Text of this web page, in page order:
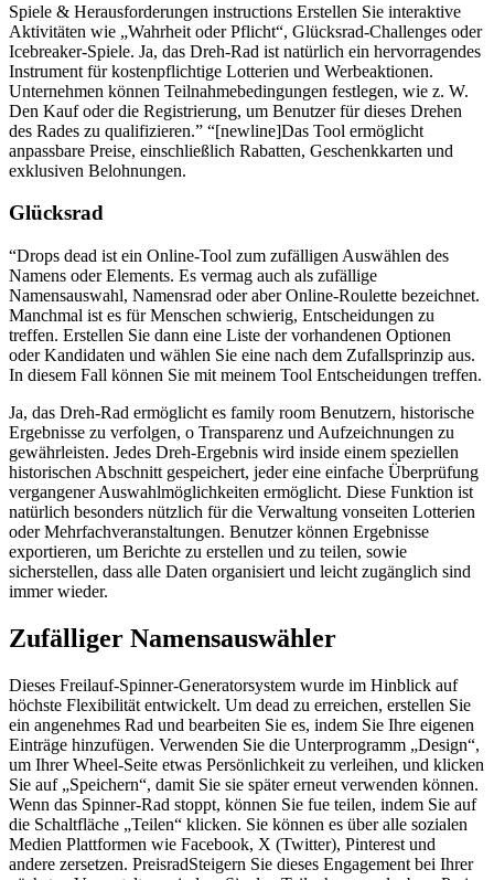
Spiele & Herausforderungen instructions Erstellen Sie interaktive
Aktivitäten wie „Wahrheit oder Pflicht“, Glücksrad-Challenges oder
Icebreaker-Spiele. Ja, das Dreh-Rad ist natürlich ein hervorragendes
Instrument für kostenpflichtige Lotterien und Werbeaktionen.
Unternehmen können Teilnahmebedingungen festlegen, wie z. W.
Den Kauf oder die Registrierung, um Benutzer für dieses Drehen
des Rades zu qualifizieren.” “[newline]Das Tool ermöglicht
anpassbare Preise, einschließlich Rabatten, Geschenkkarten und
exklusiven Belohnungen.
Glücksrad
“Drops dead ist ein Online-Tool zum zufälligen Auswählen des
Namens oder Elements. Es vermag auch als zufällige
Namensauswahl, Namensrad oder aber Online-Roulette bezeichnet.
Manchmal ist es für Menschen schwierig, Entscheidungen zu
treffen. Erstellen Sie dann eine Liste der vorhandenen Optionen
oder Kandidaten und wählen Sie eine nach dem Zufallsprinzip aus.
In diesem Fall können Sie mit meinem Tool Entscheidungen treffen.
Ja, das Dreh-Rad ermöglicht es family room Benutzern, historische
Ergebnisse zu verfolgen, o Transparenz und Aufzeichnungen zu
gewährleisten. Jedes Dreh-Ergebnis wird inside einem speziellen
historischen Abschnitt gespeichert, jeder eine einfache Überprüfung
vergangener Auswahlmöglichkeiten ermöglicht. Diese Funktion ist
natürlich besonders nützlich für die Verwaltung vonseiten Lotterien
oder Mehrfachveranstaltungen. Benutzer können Ergebnisse
exportieren, um Berichte zu erstellen und zu teilen, sowie
sicherstellen, dass alle Daten organisiert und leicht zugänglich sind
immer wieder.
Zufälliger Namensauswähler
Dieses Freilauf-Spinner-Generatorsystem wurde im Hinblick auf
höchste Flexibilität entwickelt. Um dead zu erreichen, erstellen Sie
ein angenehmes Rad und bearbeiten Sie es, indem Sie Ihre eigenen
Einträge hinzufügen. Verwenden Sie die Unterprogramm „Design“,
um Ihrer Wheel-Seite etwas Persönlichkeit zu verleihen, und klicken
Sie auf „Speichern“, damit Sie sie später erneut verwenden können.
Wenn das Spinner-Rad stoppt, können Sie fue teilen, indem Sie auf
die Schaltfläche „Teilen“ klicken. Sie können es über alle sozialen
Medien Plattformen wie Facebook, X (Twitter), Pinterest und
andere zersetzen. PreisradSteigern Sie dieses Engagement bei Ihrer